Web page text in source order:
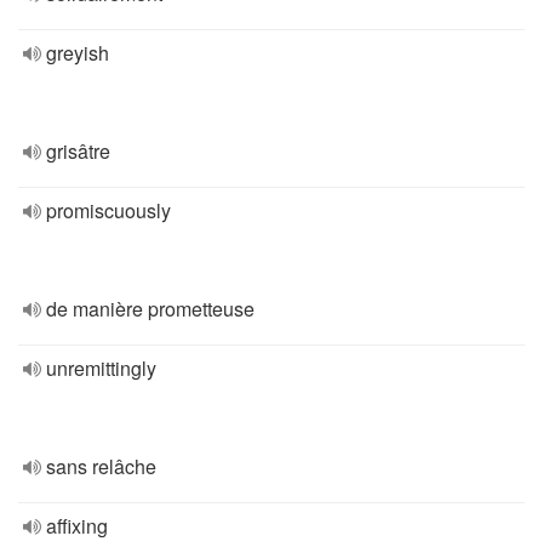
greyish
grisâtre
promiscuously
de manière prometteuse
unremittingly
sans relâche
affixing